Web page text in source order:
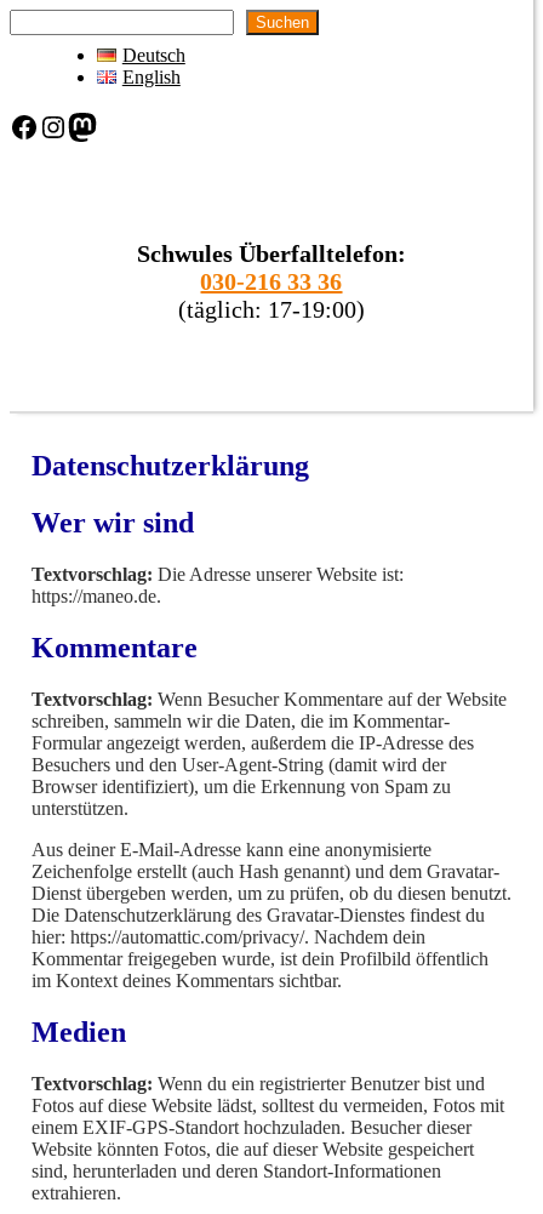
Suchen
Deutsch
English
Facebook Instagram Mastodon
Schwules Überfalltelefon:
030-216 33 36
(täglich: 17-19:00)
Datenschutzerklärung
Wer wir sind
Textvorschlag: Die Adresse unserer Website ist:
https://maneo.de.
Kommentare
Textvorschlag: Wenn Besucher Kommentare auf der Website
schreiben, sammeln wir die Daten, die im Kommentar-
Formular angezeigt werden, außerdem die IP-Adresse des
Besuchers und den User-Agent-String (damit wird der
Browser identifiziert), um die Erkennung von Spam zu
unterstützen.
Aus deiner E-Mail-Adresse kann eine anonymisierte
Zeichenfolge erstellt (auch Hash genannt) und dem Gravatar-
Dienst übergeben werden, um zu prüfen, ob du diesen benutzt.
Die Datenschutzerklärung des Gravatar-Dienstes findest du
hier: https://automattic.com/privacy/. Nachdem dein
Kommentar freigegeben wurde, ist dein Profilbild öffentlich
im Kontext deines Kommentars sichtbar.
Medien
Textvorschlag: Wenn du ein registrierter Benutzer bist und
Fotos auf diese Website lädst, solltest du vermeiden, Fotos mit
einem EXIF-GPS-Standort hochzuladen. Besucher dieser
Website könnten Fotos, die auf dieser Website gespeichert
sind, herunterladen und deren Standort-Informationen
extrahieren.